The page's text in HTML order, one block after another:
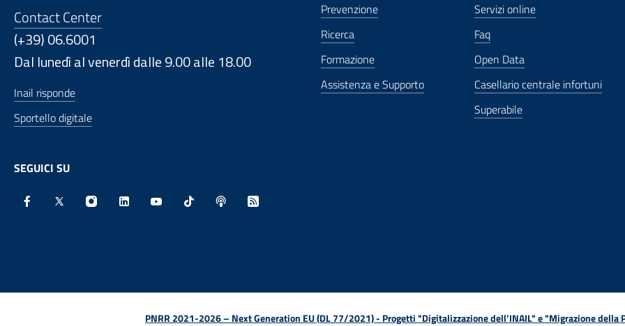
Contact Center
(+39) 06.6001
Dal lunedì al venerdì dalle 9.00 alle 18.00
Inail risponde
Sportello digitale
SEGUICI SU
Prevenzione
Ricerca
Formazione
Assistenza e Supporto
Servizi online
Faq
Open Data
Casellario centrale infortuni
Superabile
PNRR 2021-2026 – Next Generation EU (DL 77/2021) - Progetti "Digitalizzazione dell’INAIL" e "Migrazione della